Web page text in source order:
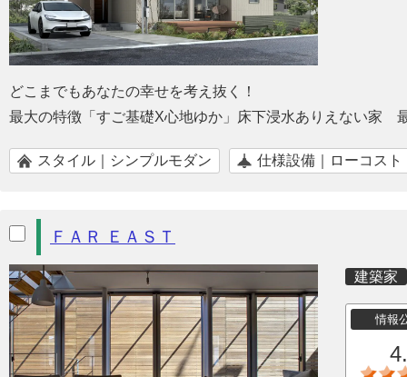
どこまでもあなたの幸せを考え抜く！
最大の特徴「すご基礎X心地ゆか」床下浸水ありえない
スタイル｜シンプルモダン 仕様設備｜ローコスト
ＦＡＲ ＥＡＳＴ
建築家
情報